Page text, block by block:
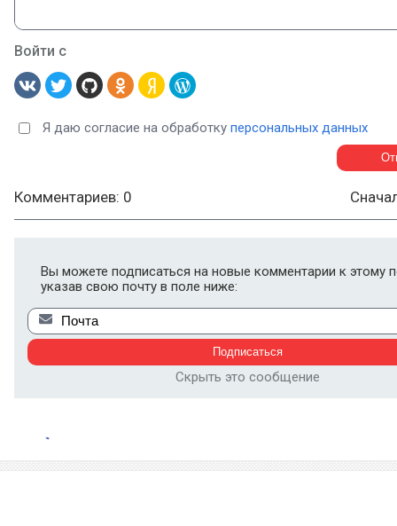
Войти с
Я даю согласие на обработку персональных данных
Комментариев: 0
Вы можете подписаться на новые комментарии к этому
указав свою почту в поле ниже:
Скрыть это сообщение